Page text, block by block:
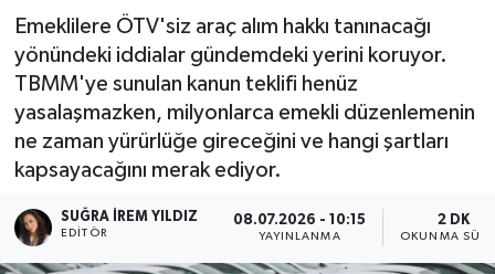
Emeklilere ÖTV'siz araç alım hakkı tanınacağı
yönündeki iddialar gündemdeki yerini koruyor.
TBMM'ye sunulan kanun teklifi henüz
yasalaşmazken, milyonlarca emekli düzenlemenin
ne zaman yürürlüğe gireceğini ve hangi şartları
kapsayacağını merak ediyor.
SUĞRA İREM YILDIZ
EDITÖR
08.07.2026 - 10:15
YAYINLANMA
2 DK
OKUNMA